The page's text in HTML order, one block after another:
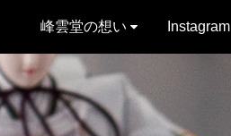
峰雲堂の想い Instagram